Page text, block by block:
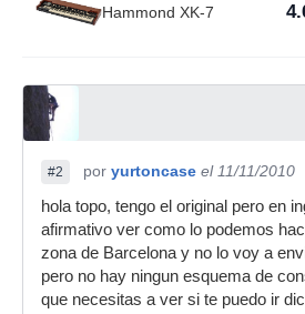
Hammond XK-7
#2 por yurtoncase el 11/11/2010
hola topo, tengo el original pero en
afirmativo ver como lo podemos
zona de Barcelona y no lo voy a
pero no hay ningun esquema de
que necesitas a ver si te puedo ir